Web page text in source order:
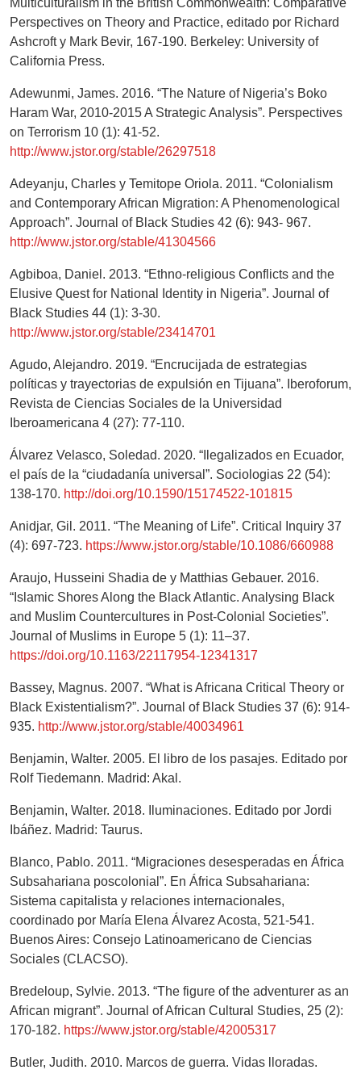
Multiculturalism in the British Commonwealth: Comparative
Perspectives on Theory and Practice, editado por Richard
Ashcroft y Mark Bevir, 167-190. Berkeley: University of
California Press.
Adewunmi, James. 2016. “The Nature of Nigeria’s Boko
Haram War, 2010-2015 A Strategic Analysis”. Perspectives
on Terrorism 10 (1): 41-52.
http://www.jstor.org/stable/26297518
Adeyanju, Charles y Temitope Oriola. 2011. “Colonialism
and Contemporary African Migration: A Phenomenological
Approach”. Journal of Black Studies 42 (6): 943- 967.
http://www.jstor.org/stable/41304566
Agbiboa, Daniel. 2013. “Ethno-religious Conflicts and the
Elusive Quest for National Identity in Nigeria”. Journal of
Black Studies 44 (1): 3-30.
http://www.jstor.org/stable/23414701
Agudo, Alejandro. 2019. “Encrucijada de estrategias
políticas y trayectorias de expulsión en Tijuana”. Iberoforum,
Revista de Ciencias Sociales de la Universidad
Iberoamericana 4 (27): 77-110.
Álvarez Velasco, Soledad. 2020. “Ilegalizados en Ecuador,
el país de la “ciudadanía universal”. Sociologias 22 (54):
138-170. http://doi.org/10.1590/15174522-101815
Anidjar, Gil. 2011. “The Meaning of Life”. Critical Inquiry 37
(4): 697-723. https://www.jstor.org/stable/10.1086/660988
Araujo, Husseini Shadia de y Matthias Gebauer. 2016.
“Islamic Shores Along the Black Atlantic. Analysing Black
and Muslim Countercultures in Post-Colonial Societies”.
Journal of Muslims in Europe 5 (1): 11–37.
https://doi.org/10.1163/22117954-12341317
Bassey, Magnus. 2007. “What is Africana Critical Theory or
Black Existentialism?”. Journal of Black Studies 37 (6): 914-
935. http://www.jstor.org/stable/40034961
Benjamin, Walter. 2005. El libro de los pasajes. Editado por
Rolf Tiedemann. Madrid: Akal.
Benjamin, Walter. 2018. Iluminaciones. Editado por Jordi
Ibáñez. Madrid: Taurus.
Blanco, Pablo. 2011. “Migraciones desesperadas en África
Subsahariana poscolonial”. En África Subsahariana:
Sistema capitalista y relaciones internacionales,
coordinado por María Elena Álvarez Acosta, 521-541.
Buenos Aires: Consejo Latinoamericano de Ciencias
Sociales (CLACSO).
Bredeloup, Sylvie. 2013. “The figure of the adventurer as an
African migrant”. Journal of African Cultural Studies, 25 (2):
170-182. https://www.jstor.org/stable/42005317
Butler, Judith. 2010. Marcos de guerra. Vidas lloradas.